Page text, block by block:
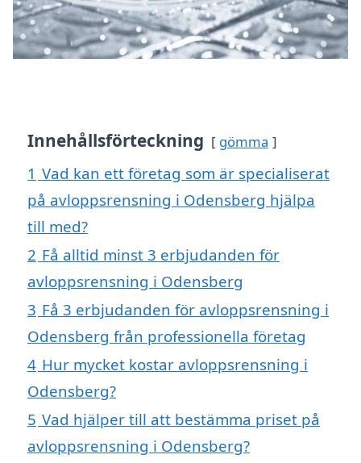
Innehållsförteckning gömma
1 Vad kan ett företag som är specialiserat
på avloppsrensning i Odensberg hjälpa
till med?
2 Få alltid minst 3 erbjudanden för
avloppsrensning i Odensberg
3 Få 3 erbjudanden för avloppsrensning i
Odensberg från professionella företag
4 Hur mycket kostar avloppsrensning i
Odensberg?
5 Vad hjälper till att bestämma priset på
avloppsrensning i Odensberg?